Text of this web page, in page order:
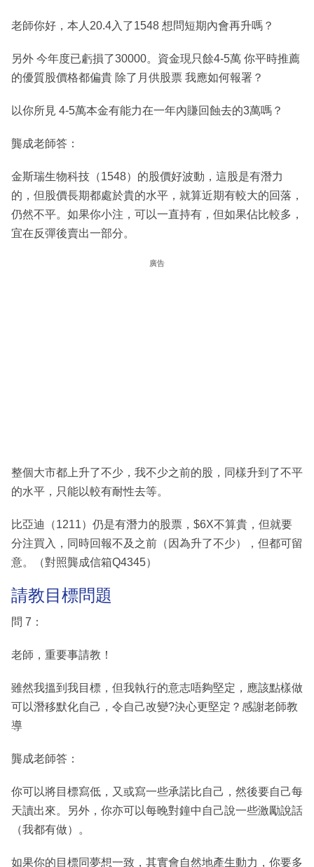
老師你好，本人20.4入了1548 想問短期內會再升嗎？
另外 今年度已虧損了30000。資金現只餘4-5萬 你平時推薦
的優質股價格都偏貴 除了月供股票 我應如何報署？
以你所見 4-5萬本金有能力在一年內賺回蝕去的3萬嗎？
龔成老師答：
金斯瑞生物科技（1548）的股價好波動，這股是有潛力
的，但股價長期都處於貴的水平，就算近期有較大的回落，
仍然不平。如果你小注，可以一直持有，但如果佔比較多，
宜在反彈後賣出一部分。
廣告
整個大市都上升了不少，我不少之前的股，同樣升到了不平
的水平，只能以較有耐性去等。
比亞迪（1211）仍是有潛力的股票，$6X不算貴，但就要
分注買入，同時回報不及之前（因為升了不少），但都可留
意。（對照龔成信箱Q4345）
請教目標問題
問 7：
老師，重要事請教！
雖然我搵到我目標，但我執行的意志唔夠堅定，應該點樣做
可以潛移默化自己，令自己改變?決心更堅定？感謝老師教
導
龔成老師答：
你可以將目標寫低，又或寫一些承諾比自己，然後要自己每
天讀出來。另外，你亦可以每晚對鐘中自己說一些激勵說話
（我都有做）。
如果你的目標同夢想一致，其實會自然地產生動力，你要多